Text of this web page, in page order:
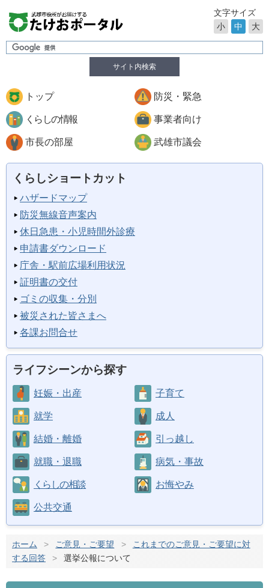
サイト内検索
文字サイズ
小
中 大
トップ 防災・緊急
くらしの情報 事業者向け
市長の部屋 武雄市議会
くらしショートカット
ハザードマップ
防災無線音声案内
休日急患・小児時間外診療
申請書ダウンロード
庁舎・駅前広場利用状況
証明書の交付
ゴミの収集・分別
被災された皆さまへ
各課お問合せ
ライフシーンから探す
妊娠・出産 子育て
就学 成人
結婚・離婚 引っ越し
就職・退職 病気・事故
くらしの相談 お悔やみ
公共交通
ホーム > ご意見・ご要望 >
これまでのご意見・ご要望に対
する回答
> 選挙公報について